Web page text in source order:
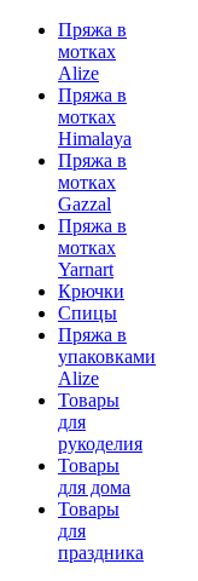
Пряжа в
мотках
Alize
Пряжа в
мотках
Himalaya
Пряжа в
мотках
Gazzal
Пряжа в
мотках
Yarnart
Крючки
Спицы
Пряжа в
упаковками
Alize
Товары
для
рукоделия
Товары
для дома
Товары
для
праздника